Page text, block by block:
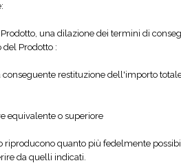
una dilazione dei termini di
Prodotto :
restituzione dell'importo
equivalente o superiore
riproducono quanto più fedelmente
da quelli indicati.